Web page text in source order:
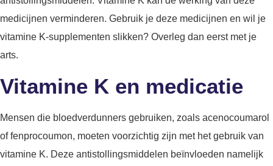
medicijnen verminderen. Gebruik je deze medicijnen en wil je
vitamine K-supplementen slikken? Overleg dan eerst met je
arts.
Vitamine K en medicatie
Mensen die bloedverdunners gebruiken, zoals acenocoumarol
of fenprocoumon, moeten voorzichtig zijn met het gebruik van
vitamine K. Deze antistollingsmiddelen beïnvloeden namelijk